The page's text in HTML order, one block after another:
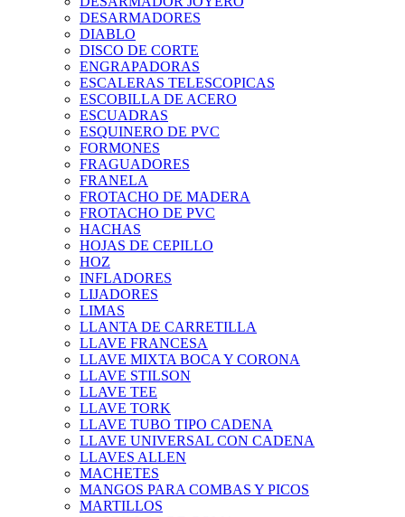
DESARMADORES
DIABLO
DISCO DE CORTE
ENGRAPADORAS
ESCALERAS TELESCOPICAS
ESCOBILLA DE ACERO
ESCUADRAS
ESQUINERO DE PVC
FORMONES
FRAGUADORES
FRANELA
FROTACHO DE MADERA
FROTACHO DE PVC
HACHAS
HOJAS DE CEPILLO
HOZ
INFLADORES
LIJADORES
LIMAS
LLANTA DE CARRETILLA
LLAVE FRANCESA
LLAVE MIXTA BOCA Y CORONA
LLAVE STILSON
LLAVE TEE
LLAVE TORK
LLAVE TUBO TIPO CADENA
LLAVE UNIVERSAL CON CADENA
LLAVES ALLEN
MACHETES
MANGOS PARA COMBAS Y PICOS
MARTILLOS